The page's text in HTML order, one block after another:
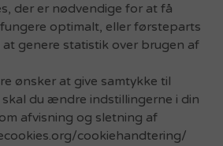
der er nødvendige for at få
optimalt, eller førsteparts
genere statistik over brugen af
ønsker at give samtykke til
du ændre indstillingerne i din
afvisning og sletning af
cookiehandtering/